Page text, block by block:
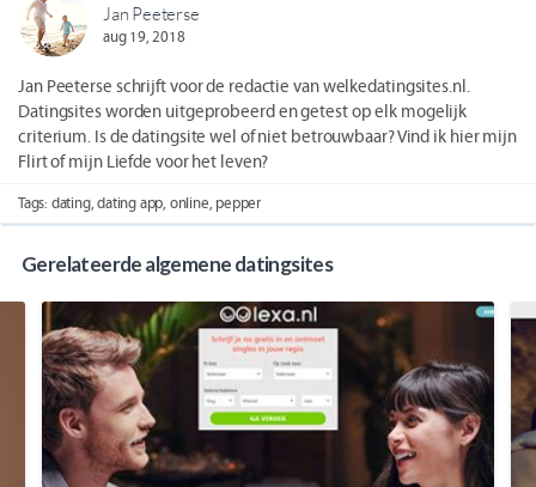
Jan Peeterse
aug 19, 2018
Jan Peeterse schrijft voor de redactie van welkedatingsites.nl.
Datingsites worden uitgeprobeerd en getest op elk mogelijk
criterium. Is de datingsite wel of niet betrouwbaar? Vind ik hier mijn
Flirt of mijn Liefde voor het leven?
Tags: dating,dating app, online, pepper
Gerelateerde algemene datingsites